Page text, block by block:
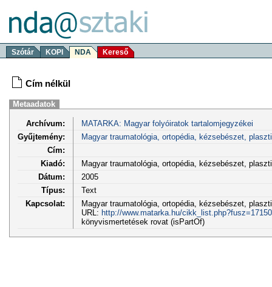
Szótár KOPI NDA Kereső
Cím nélkül
Metaadatok
Archívum:
MATARKA: Magyar folyóiratok tartalomjegyzékei
Gyűjtemény:
Magyar traumatológia, ortopédia, kézsebészet,
Cím:
Kiadó:
Magyar traumatológia, ortopédia, kézsebészet,
Dátum:
2005
Típus:
Text
Kapcsolat:
Magyar traumatológia, ortopédia, kézsebészet,
URL: http://www.matarka.hu/cikk_list.php?fusz=17150
könyvismertetések rovat (isPartOf)